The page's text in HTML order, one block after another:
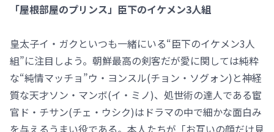
「屋根部屋のプリンス」臣下のイケメン3人組
皇太子イ・ガクといつも一緒にいる“臣下のイケメン3人
組”に注目しよう。朝鮮最高の剣客だが愛に関しては純粋
な“純情マッチョ”ウ・ヨンスル(チョン・ソグォン)と神経
質な天才ソン・マンボ(イ・ミノ)、処世術の達人である宦
官ド・チサン(チェ・ウシク)はドラマの中で細かな面白み
を与えるうまい役である。本人たちが「お互いの顔だけ見